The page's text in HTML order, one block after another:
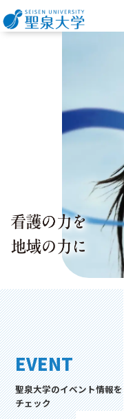
EVENT
聖泉大学のイベント情報を
チェック